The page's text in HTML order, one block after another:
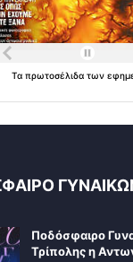
Ταπρωτοσέλιδατων
Ποδόσφαιρο
Τρίπολης η